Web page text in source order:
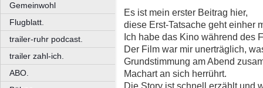
Gemeinwohl
Flugblatt.
trailer-ruhr podcast.
trailer zahl-ich.
ABO.
Es ist mein erster Beitrag hier,
diese Erst-Tatsache geht einher
Ich habe das Kino während des
Der Film war mir unerträglich,
Grundstimmung am Abend
Machart an sich herrührt.
Die Story ist schnell erzählt und